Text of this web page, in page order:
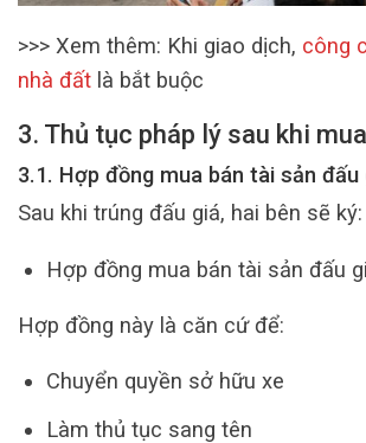
>>> Xem thêm: Khi giao dịch, công
nhà đất là bắt buộc
3. Thủ tục pháp lý sau khi
3.1. Hợp đồng mua bán tài sản đấu
Sau khi trúng đấu giá, hai bên sẽ ký:
Hợp đồng mua bán tài sản đấu
Hợp đồng này là căn cứ để:
Chuyển quyền sở hữu xe
Làm thủ tục sang tên